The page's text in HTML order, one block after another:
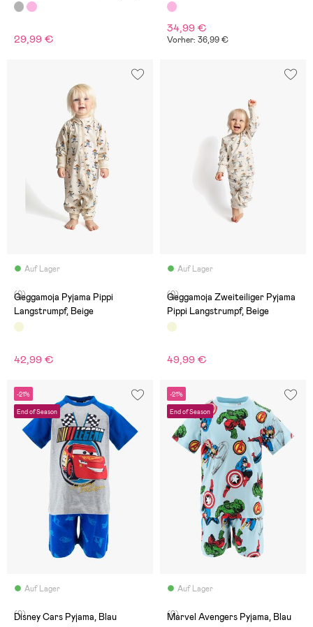
29,99 €
34,99 €
Vorher: 36,99 €
Auf Lager
(0)
Geggamoja Pyjama Pippi
Langstrumpf, Beige
42,99 €
Auf Lager
(0)
Geggamoja Zweiteiliger Pyjama
Pippi Langstrumpf, Beige
49,99 €
-21%
End of Season
Auf Lager
(0)
Disney Cars Pyjama, Blau
-21%
End of Season
Auf Lager
(0)
Marvel Avengers Pyjama, Blau